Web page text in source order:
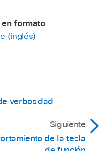
en formato
(inglés)
verbosidad
Siguiente
de la tecla